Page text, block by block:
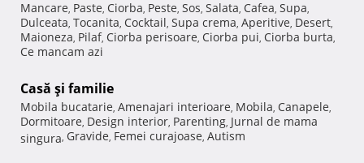
Mancare, Paste, Ciorba, Peste, Sos, Salata, Cafea, Supa,
Dulceata, Tocanita, Cocktail, Supa crema, Aperitive, Desert,
Maioneza, Pilaf, Ciorba perisoare, Ciorba pui, Ciorba burta,
Ce mancam azi
Casă şi familie
Mobila bucatarie, Amenajari interioare, Mobila, Canapele,
Dormitoare, Design interior, Parenting, Jurnal de mama
singura, Gravide, Femei curajoase, Autism